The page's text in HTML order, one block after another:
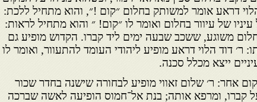
דראע אומר למשותק בחלום ״קום !״, והוא מתחיל ללכת:
עיניו של עיוור בחלום ואומר לו ״קום! ״ והוא מתחיל לראות:
משוגע, ששכב שבעה ימים ליד קברו. הקדוש מופיע גם
ר׳ דוד הלוי דראע מופיע ליהודי העומד להתעוור, ואומר לו
ייצא מכלל סכנה.
אחר: ר׳ שלום זאווי מופיע לבחורה שישנה בחדר שכור
ומרפא אותה; בנת אל־חמוס הופיעה לאשה שברכה